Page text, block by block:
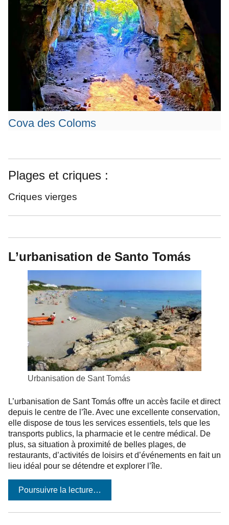
Cova des Coloms
Plages et criques :
Criques vierges
L’urbanisation de Santo Tomás
Urbanisation de Sant Tomás
L’urbanisation de Sant Tomás offre un accès facile et direct
depuis le centre de l’île. Avec une excellente conservation,
elle dispose de tous les services essentiels, tels que les
transports publics, la pharmacie et le centre médical. De
plus, sa situation à proximité de belles plages, de
restaurants, d’activités de loisirs et d’événements en fait un
lieu idéal pour se détendre et explorer l’île.
Poursuivre la lecture…